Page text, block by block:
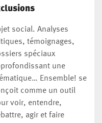
social. Analyses
témoignages,
spéciaux
une
Ensemble! se
comme un outil
voir, entendre,
agir et faire